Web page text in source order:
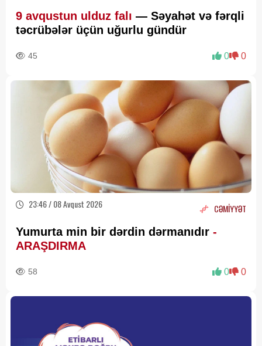
9 avqustun ulduz falı — Səyahət və fərqli
təcrübələr üçün uğurlu gündür
45 0 0
23:46 / 08 Avqust 2026 CƏMİYYƏT
Yumurta min bir dərdin dərmanıdır -
ARAŞDIRMA
58 0 0